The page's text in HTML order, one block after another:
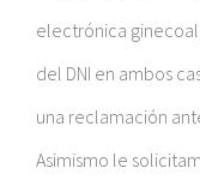
electrónica
del DNI en ambos
una reclamación
Asimismo le